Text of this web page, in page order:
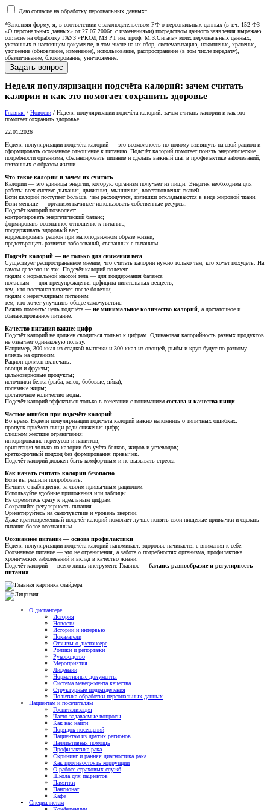
Даю согласие на обработку персональных данных*
*Заполняя форму, я, в соответствии с законодательством РФ о персональных данных (в т.ч. 152-ФЗ
«О персональных данных» от 27.07.2006г. с изменениями) посредством данного заявления выражаю
согласие на обработку ГАУЗ «РКОД МЗ РТ им. проф. М.З.Сигала» моих персональных данных,
указанных в настоящем документе, в том числе на их сбор, систематизацию, накопление, хранение,
уточнение (обновление, изменение), использование, распространение (в том числе передачу),
обезличивание, блокирование, уничтожение.
Неделя популяризации подсчёта калорий: зачем считать
калории и как это помогает сохранить здоровье
Главная / Новости / Неделя популяризации подсчёта калорий: зачем считать калории и как это
помогает сохранить здоровье
22.01.2026
Неделя популяризации подсчёта калорий — это возможность по-новому взглянуть на свой рацион и
сформировать осознанное отношение к питанию. Подсчёт калорий помогает понять энергетические
потребности организма, сбалансировать питание и сделать важный шаг в профилактике заболеваний,
связанных с образом жизни.
Что такое калории и зачем их считать
Калории — это единицы энергии, которую организм получает из пищи. Энергия необходима для
работы всех систем: дыхания, движения, мышления, восстановления тканей.
Если калорий поступает больше, чем расходуется, излишки откладываются в виде жировой ткани.
Если меньше — организм начинает использовать собственные ресурсы.
Подсчёт калорий позволяет:
контролировать энергетический баланс;
формировать осознанное отношение к питанию;
поддерживать здоровый вес;
корректировать рацион при малоподвижном образе жизни;
предотвращать развитие заболеваний, связанных с питанием.
Подсчёт калорий — не только для снижения веса
Существует распространённое мнение, что считать калории нужно только тем, кто хочет похудеть. На
самом деле это не так. Подсчёт калорий полезен:
людям с нормальной массой тела — для поддержания баланса;
пожилым — для предупреждения дефицита питательных веществ;
тем, кто восстанавливается после болезни;
людям с нерегулярным питанием;
тем, кто хочет улучшить общее самочувствие.
Важно помнить: цель подсчёта — не минимальное количество калорий , а достаточное и
сбалансированное питание.
Качество питания важнее цифр
Подсчёт калорий не должен сводиться только к цифрам. Одинаковая калорийность разных продуктов
не означает одинаковую пользу.
Например, 300 ккал из сладкой выпечки и 300 ккал из овощей, рыбы и круп будут по-разному
влиять на организм.
Рацион должен включать:
овощи и фрукты;
цельнозерновые продукты;
источники белка (рыба, мясо, бобовые, яйца);
полезные жиры;
достаточное количество воды.
Подсчёт калорий эффективен только в сочетании с пониманием состава и качества пищи
Частые ошибки при подсчёте калорий
Во время Недели популяризации подсчёта калорий важно напомнить о типичных ошибках:
пропуск приёмов пищи ради снижения цифр;
слишком жёсткие ограничения;
игнорирование перекусов и напитков;
ориентация только на калории без учёта белков, жиров и углеводов;
краткосрочный подход без формирования привычек.
Подсчёт калорий должен быть комфортным и не вызывать стресса.
Как начать считать калории безопасно
Если вы решили попробовать:
Начните с наблюдения за своим привычным рационом.
Используйте удобные приложения или таблицы.
Не стремитесь сразу к идеальным цифрам.
Сохраняйте регулярность питания.
Ориентируйтесь на самочувствие и уровень энергии.
Даже кратковременный подсчёт калорий помогает лучше понять свои пищевые привычки и сделать
питание более осознанным.
Осознанное питание — основа профилактики
Неделя популяризации подсчёта калорий напоминает: здоровье начинается с внимания к себе.
Осознанное питание — это не ограничения, а забота о потребностях организма, профилактика
хронических заболеваний и вклад в качество жизни.
Подсчёт калорий — всего лишь инструмент. Главное — баланс, разнообразие и регулярность
питания
О диспансере
История
Новости
Истории и интервью
Показатели
Отзывы о диспансере
Ролики и репортажи
Руководство
Мероприятия
Лицензии
Нормативные документы
Система менеджмента качества
Структурные подразделения
Политика обработки персональных данных
Пациентам и посетителям
Госпитализация
Часто задаваемые вопросы
Как нас найти
Порядок посещений
Пациентам из других регионов
Паллиативная помощь
Профилактика рака
Скрининг и ранняя диагностика рака
Как противостоять коррупции
О работе страховых служб
Школа для пациентов
Памятки
Пансионат
Кафе
Специалистам